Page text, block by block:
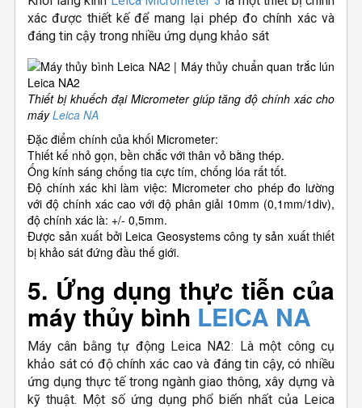
xác được thiết kế để mang lại phép đo chính xác và
đáng tin cậy trong nhiều ứng dụng khảo sát
Thiết bị khuếch đại Micrometer giúp tăng độ chính xác cho
máyLeica NA
Đặc điểm chính của khối Micrometer:
Thiết kế nhỏ gọn, bền chắc với thân vỏ bằng thép.
Ống kính sáng chống tia cực tím, chống lóa rất tốt.
Độ chính xác khi làm việc: Micrometer cho phép đo lường
với độ chính xác cao với độ phân giải 10mm (0,1mm/1div),
độ chính xác là: +/- 0,5mm.
Được sản xuất bởi Leica Geosystems công ty sản xuất thiết
bị khảo sát đứng đầu thế giới.
5. Ứng dụng thực tiễn của
máy thủy bình LEICA NA
Máy cân bằng tự động Leica NA2: Là một công cụ
khảo sát có độ chính xác cao và đáng tin cậy, có nhiều
ứng dụng thực tế trong ngành giao thông, xây dựng và
kỹ thuật. Một số ứng dụng phổ biến nhất của Leica